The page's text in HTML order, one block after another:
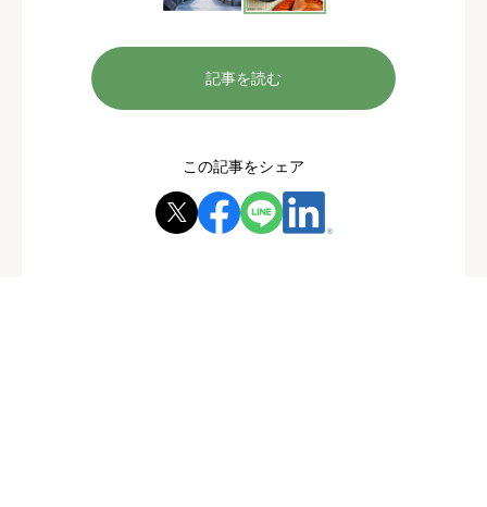
記事を読む
この記事をシェア